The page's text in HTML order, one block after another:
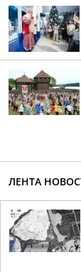
ЛЕНТА